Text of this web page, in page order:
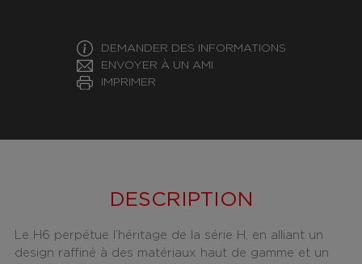
DEMANDER DES INFORMATIONS
ENVOYER À UN AMI
IMPRIMER
DESCRIPTION
Le H6 perpétue l’héritage de la série H, en alliant un
design raffiné à des matériaux haut de gamme et un